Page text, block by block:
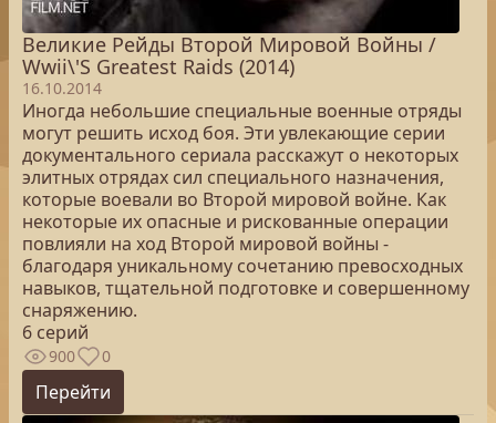
Великие Рейды Второй Мировой Войны /
Wwii\'S Greatest Raids (2014)
16.10.2014
Иногда небольшие специальные военные отряды
могут решить исход боя. Эти увлекающие серии
документального сериала расскажут о некоторых
элитных отрядах сил специального назначения,
которые воевали во Второй мировой войне. Как
некоторые их опасные и рискованные операции
повлияли на ход Второй мировой войны -
благодаря уникальному сочетанию превосходных
навыков, тщательной подготовке и совершенному
снаряжению.
6 серий
900 0
Перейти